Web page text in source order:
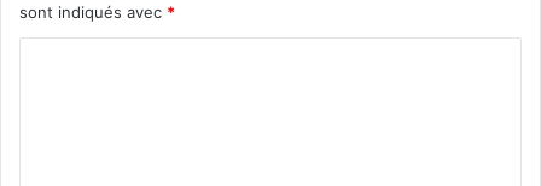
sont indiqués avec *